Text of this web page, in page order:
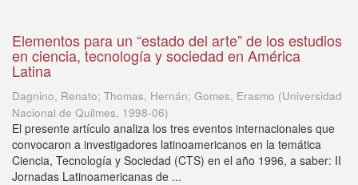
Elementos para un “estado del arte” de los estudios
en ciencia, tecnología y sociedad en América
Latina
Dagnino, Renato; Thomas, Hernán; Gomes, Erasmo (Universidad
Nacional de Quilmes, 1998-06)
El presente artículo analiza los tres eventos internacionales que
convocaron a investigadores latinoamericanos en la temática
Ciencia, Tecnología y Sociedad (CTS) en el año 1996, a saber: II
Jornadas Latinoamericanas de ...